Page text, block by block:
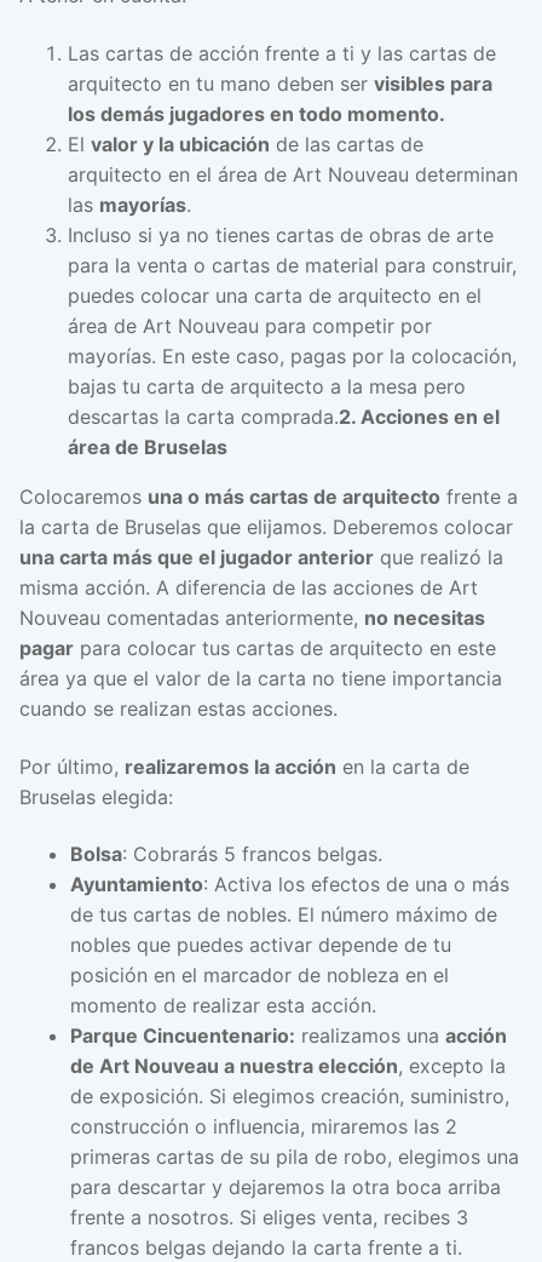
Las cartas de acción frente a ti y las cartas de
arquitecto en tu mano deben ser visibles para
los demás jugadores en todo momento.
El valor y la ubicación de las cartas de
arquitecto en el área de Art Nouveau determinan
las mayorías.
Incluso si ya no tienes cartas de obras de arte
para la venta o cartas de material para construir,
puedes colocar una carta de arquitecto en el
área de Art Nouveau para competir por
mayorías. En este caso, pagas por la colocación,
bajas tu carta de arquitecto a la mesa pero
descartas la carta comprada.2. Acciones en el
área de Bruselas
Colocaremos una o más cartas de arquitecto frente a
la carta de Bruselas que elijamos. Deberemos colocar
una carta más que el jugador anterior que realizó la
misma acción. A diferencia de las acciones de Art
Nouveau comentadas anteriormente, no necesitas
pagar para colocar tus cartas de arquitecto en este
área ya que el valor de la carta no tiene importancia
cuando se realizan estas acciones.
Por último, realizaremos la acción en la carta de
Bruselas elegida:
Bolsa: Cobrarás 5 francos belgas.
Ayuntamiento: Activa los efectos de una o más
de tus cartas de nobles. El número máximo de
nobles que puedes activar depende de tu
posición en el marcador de nobleza en el
momento de realizar esta acción.
Parque Cincuentenario: realizamos una acción
de Art Nouveau a nuestra elección, excepto la
de exposición. Si elegimos creación, suministro,
construcción o influencia, miraremos las 2
primeras cartas de su pila de robo, elegimos una
para descartar y dejaremos la otra boca arriba
frente a nosotros. Si eliges venta, recibes 3
francos belgas dejando la carta frente a ti.